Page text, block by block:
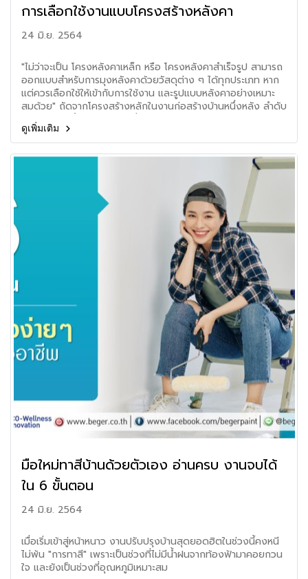
การเลือกใช้งานแบบโครงสร้างหลังคา
24 มิ.ย. 2564
"ไม่ว่าจะเป็น โครงหลังคาเหล็ก หรือ โครงหลังคาสำเร็จรูป สามารถ
ออกแบบสำหรับการมุงหลังคาด้วยวัสดุต่าง ๆ ได้ทุกประเภท หาก
แต่ควรเลือกใช้ให้เข้ากับการใช้งาน และรูปแบบหลังคาอย่างเหมาะ
สมด้วย" ถัดจากโครงสร้างหลักในงานก่อสร้างบ้านหนึ่งหลัง ลำดับ
ต่อไปคือการขึ้นโครงหลังคาซึ่งมีความสำคัญไม่น้อยเช่นกัน ถึงแม้
จะมีไว้เพื่อรับน้ำหนักวัสดุมุงหลังคาและอุปกรณ์ประกอบต่าง ๆ
เท่านั้น แต่หากโครงหลังคาไม่แข็งแรงเพียงพอ ไม่ว่าจะเป็นขนาดที่
เหมาะสม รวมถึงการเชื่อมต่อยึดติดให้แน่นหนา แน่นอนว่าจะส่งผล
ต่อผืนหลังคาตั้งแต่ปัญหาการรั่วซึมเล็กน้อยไปจนถึงอันตราย
สูงสุดคือพังทลายลงมา แบบโครงสร้างหลังคาที่ใช้กันมากใน
ปัจจุบันคงหนีไม่พ้น “แบบโครงสร้างหลังคาเหล็ก” รวมถึง “แบบ
โครงหลังคาสำเร็จรูป” ที่กำลังเริ่มเป็นที่นิยมมากขึ้นเรื่อย ๆ ซึ่ง
ความแตกต่างด้านคุณสมบัติ มาตรฐาน และการใช้งานในลักษณะ
ต่าง ๆ ก็มีอยู่พอสมควร การเลือกใช้แบบโครงสร้างหลังคาจึงควร
พิจารณาตามความเหมาะสมของหลังคาบ้านแต่ละรูปแบบ สำหรับ
โครงหลังคาเหล็กที่ใครหลาย ๆ คนคุ้นเคยดีกับรูปแบบหน้าตัดเหล็ก
ต่าง ๆ ไม่ว่าจะเป็น เหล็กกล่อง และเหล็กรูปตัวซี ซึ่งสามารถหาซื้อ
ได้ทั่วไปตามร้านค้าเหล็กรูปพรรณต่าง ๆ จึงเป็นที่นิยมสำหรับผู้รับ
เหมา และช่างที่ชำนาญในงานเหล็ก เพราะเมื่อขาดเหลือระหว่างการ
ทำงานก็วิ่งจัดหามาทำงานต่อได้ไม่ยาก แต่สิ่งหนึ่งที่ควรระวังคือ
เรื่องคุณภาพของเหล็ก เนื่องจากเหล็กที่หาซื้อได้ง่ายตามร้านค้า
ทั่วไป ส่วนใหญ่นั้นมักเป็นเหล็กรีดซ้ำ หรือเหล็กที่ผ่านกระบวนการ
รีไซเคิลที่เรียกกันว่า “เหล็กเบา” ซึ่งมีราคาประหยัด แต่มี
ประสิทธิภาพในการรับแรงด้อยกว่าเหล็กตามมาตรฐานที่เรียกว่า
“เหล็กเต็ม” พอสมควร ดังนั้นจึงควรตรวจสอบเหล็กที่นำมาใช้ทำ
โครงหลังคา โดยสังเกตที่เครื่องหมาย มอก. หรือเครื่องหมาย
แสดงมาตรฐานอื่นๆ เช่น ASTM, BSI, JIS ฯลฯ ซึ่งจะระบุอยู่ที่เหล็ก
แต่ละท่อน การติดตั้งโครงหลังคาเหล็กจะเป็นการติดตั้งหน้างาน
ทั้งหมด และต้องอาศัยความชำนาญของช่างที่มีประสบการณ์มาก
แต่ละท่อนให้ติดกันแบบที่เรียกว่า “การเชื่อมเต็ม” เป็นสิ่งที่ควรให้
ความสำคัญมากไม่แพ้คุณภาพของเหล็ก โดยในขั้นตอนแรกของ
การเชื่อมเหล็กโครงหลังคาจะเป็น “การเชื่อมแต้ม” เพื่อยึดเหล็ก
เพื่อขยับตำแหน่งเหล็กได้ หลังจากนั้นจึงจะทำการเชื่อมเต็มหน้าตัด
เป็นเกล็ดปลาเรียบร้อยดีหรือไม่ โดยเจ้าของบ้านก็สามารถช่วย
ตรวจสอบในเบื้องต้นเองได้
ดูเพิ่มเติม
มือใหม่ทาสีบ้านด้วยตัวเอง อ่านครบ งานจบได้
ใน 6 ขั้นตอน
24 มิ.ย. 2564
เมื่อเริ่มเข้าสู่หน้าหนาว งานปรับปรุงบ้านสุดยอดฮิตในช่วงนี้คงหนี
ไม่พ้น "การทาสี" เพราะเป็นช่วงที่ไม่มีน้ำฝนจากท้องฟ้ามาคอยกวน
ใจ และยังเป็นช่วงที่อุณหภูมิเหมาะสม